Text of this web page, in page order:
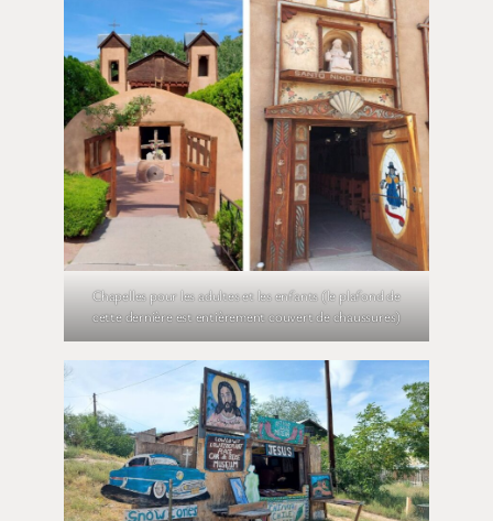
Chapelles pour les adultes et les enfants (le plafond de
cette dernière est entièrement couvert de chaussures)